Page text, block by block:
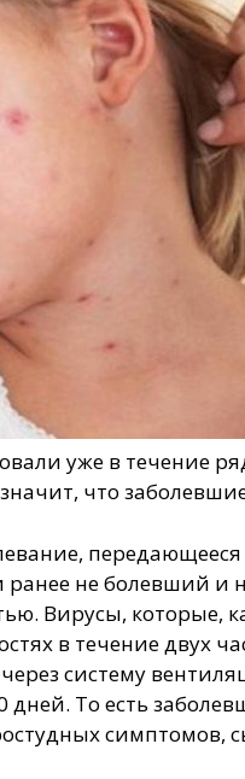
уже в течение
что
не болевший и
Вирусы, которые,
в течение двух
систему
дней. То есть
симптомов,